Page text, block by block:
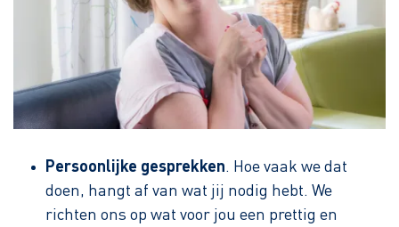
Persoonlijke gesprekken. Hoe vaak we dat
doen, hangt af van wat jij nodig hebt. We
richten ons op wat voor jou een prettig en